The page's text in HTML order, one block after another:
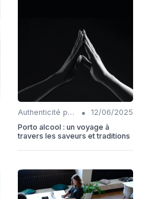
Authenticité produits •
12/06/2025
Porto alcool : un voyage à
travers les saveurs et traditions